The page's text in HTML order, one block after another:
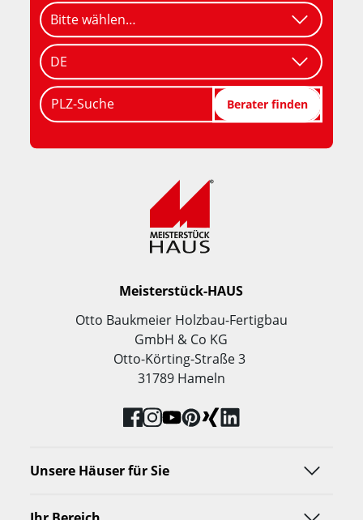
PLZ-Suche Berater finden
Meisterstück-HAUS
Otto Baukmeier Holzbau-Fertigbau
GmbH & Co KG
Otto-Körting-Straße 3
31789 Hameln
Unsere Häuser für Sie